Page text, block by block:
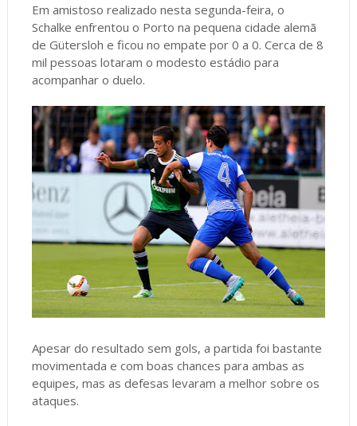
Em amistoso realizado nesta segunda-feira, o
Schalke enfrentou o Porto na pequena cidade alemã
de Gütersloh e ficou no empate por 0 a 0. Cerca de 8
mil pessoas lotaram o modesto estádio para
acompanhar o duelo.
Apesar do resultado sem gols, a partida foi bastante
movimentada e com boas chances para ambas as
equipes, mas as defesas levaram a melhor sobre os
ataques.